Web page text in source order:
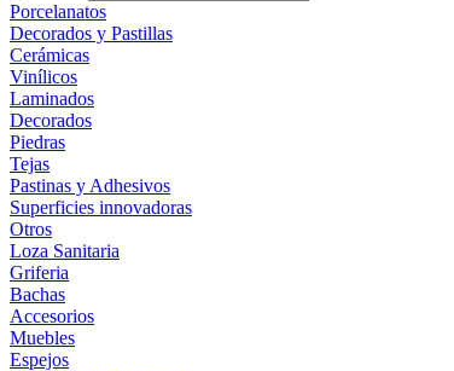
Porcelanatos
Decorados y Pastillas
Cerámicas
Vinílicos
Laminados
Decorados
Piedras
Tejas
Pastinas y Adhesivos
Superficies innovadoras
Otros
Loza Sanitaria
Griferia
Bachas
Accesorios
Muebles
Espejos